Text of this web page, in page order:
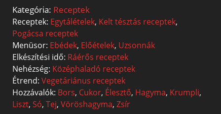
Kategória: Receptek
Receptek: Egytálételek, Kelt tésztás receptek,
Pogácsa receptek
Menüsor: Ebédek, Előételek, Uzsonnák
Elkészítési idő: Ráérős receptek
Nehézség: Középhaladó receptek
Étrend: Vegetáriánus receptek
Hozzávalók: Bors, Cukor, Élesztő, Hagyma, Krumpli,
Liszt, Só, Tej, Vöröshagyma, Zsír